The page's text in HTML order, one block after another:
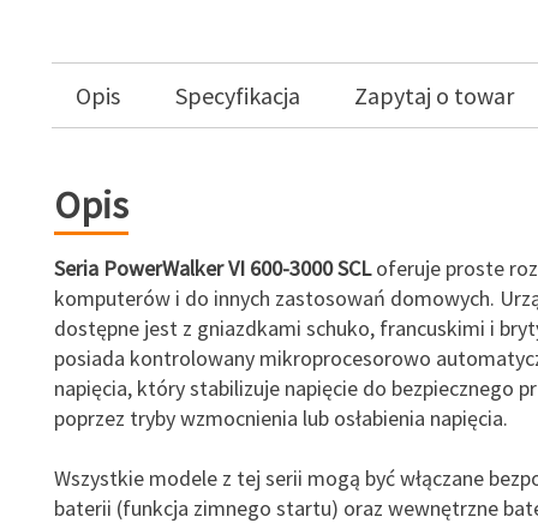
Opis Specyfikacja Zapytaj o towar
Opis
Seria PowerWalker VI 600-3000 SCLoferuje proste
komputerów i do innych zastosowań domowych.
dostępne jest z gniazdkami schuko, francuskimi i
posiada kontrolowany mikroprocesorowo
napięcia, który stabilizuje napięcie do bezpiecznego
poprzez tryby wzmocnienia lub osłabienia napięcia.
Wszystkie modele z tej serii mogą być włączane
baterii (funkcja zimnego startu) oraz wewnętrzne